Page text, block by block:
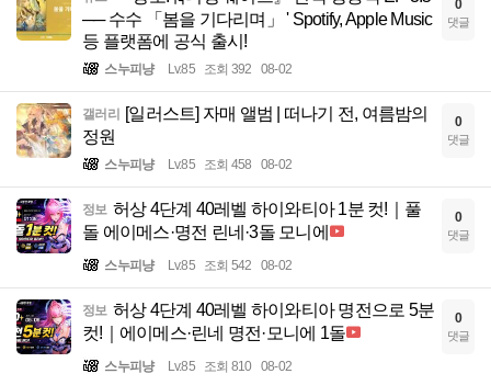
── 수수 「봄을 기다리며」 ' Spotify, Apple Music
등 플랫폼에 공식 출시!
스누피냥 Lv.85 조회 392 08-02
0
댓글
갤러리 [일러스트] 자매 앨범 | 떠나기 전, 여름밤의
정원
스누피냥 Lv.85 조회 458 08-02
0
댓글
정보 허상 4단계 40레벨 하이와티아 1분 컷!｜풀
돌 에이메스·명전 린네·3돌 모니에
스누피냥 Lv.85 조회 542 08-02
0
댓글
정보 허상 4단계 40레벨 하이와티아 명전으로 5분
컷!｜에이메스·린네 명전·모니에 1돌
스누피냥 Lv.85 조회 810 08-02
0
댓글